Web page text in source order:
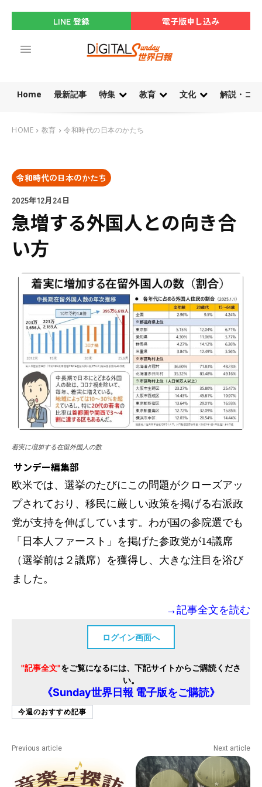
LINE 登録 電子版申し込み
Home 最新記事 特集 教育 文化 解説・コ
HOME 教育 令和時代の日本のかたち
令和時代の日本のかたち
2025年12月24日
急増する外国人との向き合
い方
着実に増加する在留外国人の数
サンデー編集部
欧米では、選挙のたびにこの問題がクローズアッ
プされており、移民に厳しい政策を掲げる右派政
党が支持を伸ばしています。わが国の参院選でも
「日本人ファースト」を掲げた参政党が14議席
（選挙前は２議席）を獲得し、大きな注目を浴び
ました。
→記事全文を読む
ログイン画面へ
"記事全文"をご覧になるには、下記サイトからご購読くださ
い。
《Sunday世界日報 電子版をご購読》
今週のおすすめ記事
Previous article Next article